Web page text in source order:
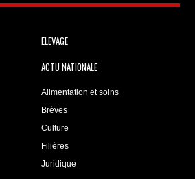
ELEVAGE
ACTU NATIONALE
Alimentation et soins
Brèves
Culture
Filières
Juridique